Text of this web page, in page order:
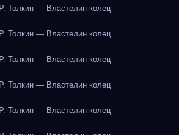
Толкин — Властелин колец
Толкин — Властелин колец
Толкин — Властелин колец
Толкин — Властелин колец
Толкин — Властелин колец